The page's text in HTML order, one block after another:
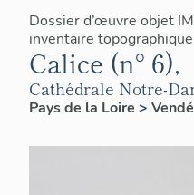
Dossier d’œuvre objet
inventaire
Calice (n° 6),
Cathédrale Notre-
Pays de la Loire >